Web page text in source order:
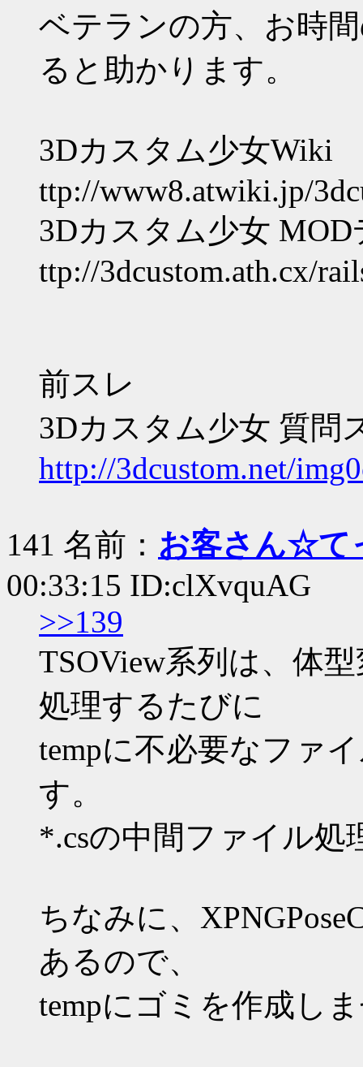
ベテランの方、お時
ると助かります。
3Dカスタム少女Wiki
ttp://www8.atwiki.jp/
3Dカスタム少女
ttp://3dcustom.ath.cx/
前スレ
3Dカスタム少女 質問
http://3dcustom.net/
141 名前： お客さん☆て
00:33:15 ID:clXvquAG
>>139
TSOView系列は、体
処理するたびに
tempに不必要なファ
す。
*.csの中間ファイル処
ちなみに、
あるので、
tempにゴミを作成し